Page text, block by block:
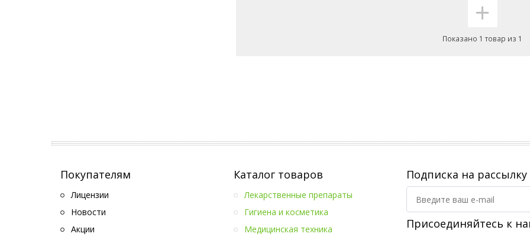
+
Показано 1 товар из 1
Покупателям
Лицензии
Новости
Акции
Каталог товаров
Лекарственные препараты
Гигиена и косметика
Медицинская техника
Подписка на рассылку
Присоединяйтесь к